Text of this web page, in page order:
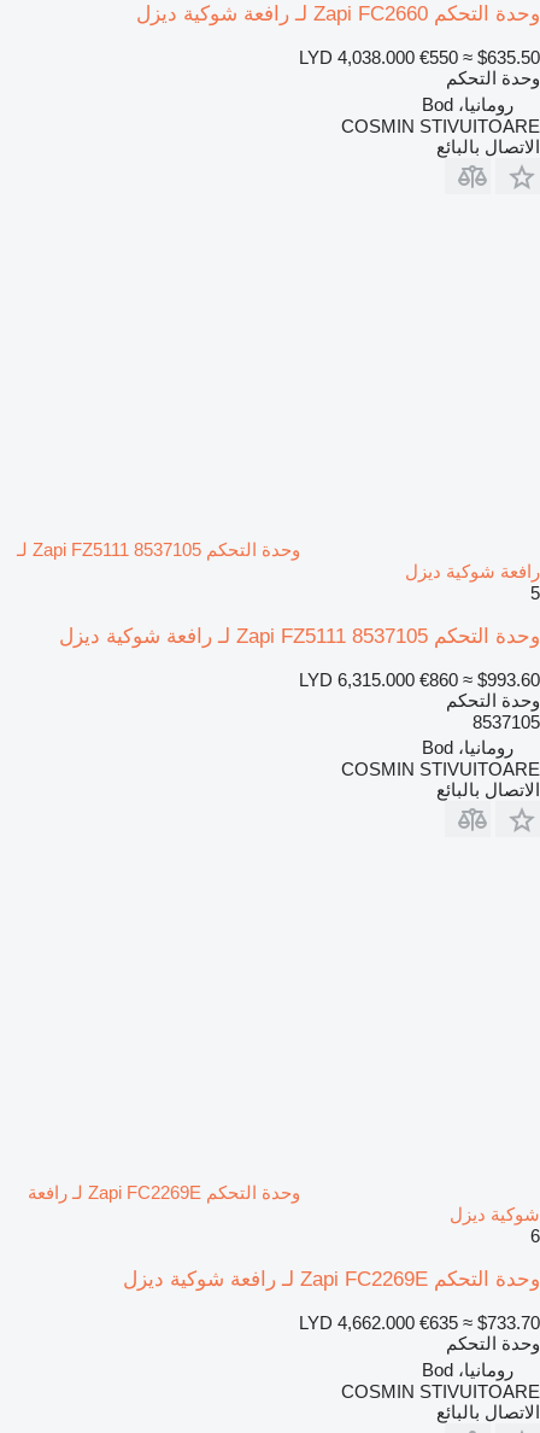
وحدة التحكم Zapi FC2660 لـ رافعة شوكية ديزل
LYD 4,038.000 €550 ≈ $635.50
وحدة التحكم
رومانيا، Bod
COSMIN STIVUITOARE
الاتصال بالبائع
وحدة التحكم Zapi FZ5111 8537105 لـ
رافعة شوكية ديزل
5
وحدة التحكم Zapi FZ5111 8537105 لـ رافعة شوكية ديزل
LYD 6,315.000 €860 ≈ $993.60
وحدة التحكم
8537105
رومانيا، Bod
COSMIN STIVUITOARE
الاتصال بالبائع
وحدة التحكم Zapi FC2269E لـ رافعة
شوكية ديزل
6
وحدة التحكم Zapi FC2269E لـ رافعة شوكية ديزل
LYD 4,662.000 €635 ≈ $733.70
وحدة التحكم
رومانيا، Bod
COSMIN STIVUITOARE
الاتصال بالبائع